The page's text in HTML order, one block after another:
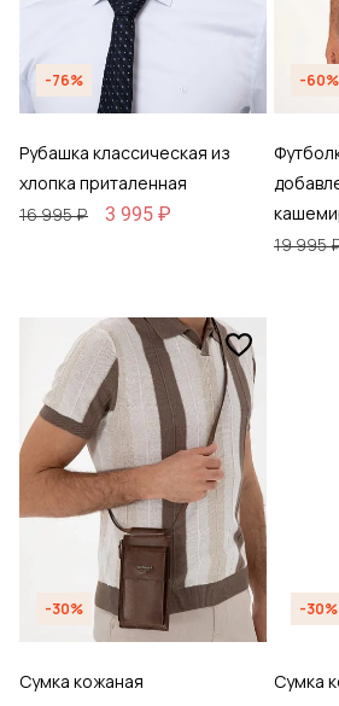
-76%
Рубашка классическая из
хлопка приталенная
16 995 ₽
3 995 ₽
-60%
19 995
-30%
Сумка кожаная
-30%
Сумка